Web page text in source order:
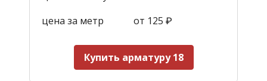
цена за метр
от 125 ₽
Купить арматуру 18